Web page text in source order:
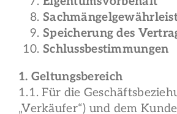
Speicherung des
Schlussbestimmungen
1. Geltungsbereich
1.1. Für die
„Verkäufer“) und dem